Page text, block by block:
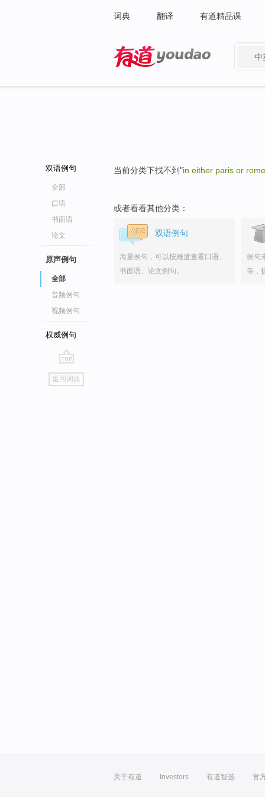
词典 翻译 有道精品课
中
双语例句
全部
口语
书面语
论文
原声例句
全部
音频例句
视频例句
权威例句
go
top
返回词典
当前分类下找不到"in either paris or rome
或者看看其他分类：
双语例句
海量例句，可以按难度查看口语、
书面语、论文例句。
例句
等，
关于有道 Investors 有道智选 官